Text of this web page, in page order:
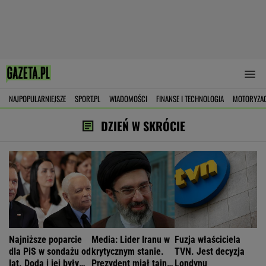
NAJPOPULARNIEJSZE SPORT.PL WIADOMOŚCI FINANSE I TECHNOLOGIA
DZIEŃ W SKRÓCIE
Najniższe poparcie
dla PiS w sondażu od
lat. Doda i jej były
Media: Lider Iranu w
krytycznym stanie.
Prezydent miał tajne
Fuzja właściciela
TVN. Jest decyzja
Londynu